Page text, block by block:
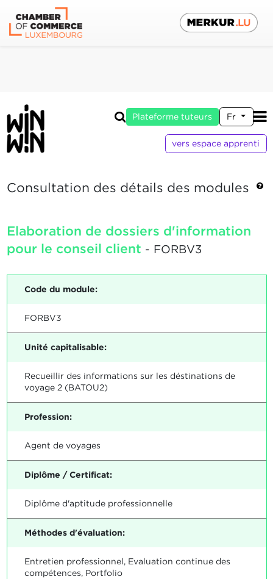
Plateforme tuteurs Fr
vers espace apprenti
Consultation des détails des modules
Elaboration de dossiers d'information
pour le conseil client - FORBV3
Code du module:
FORBV3
Unité capitalisable:
Recueillir des informations sur les déstinations de
voyage 2 (BATOU2)
Profession:
Agent de voyages
Diplôme / Certificat:
Diplôme d'aptitude professionnelle
Méthodes d'évaluation:
Entretien professionnel, Evaluation continue des
compétences, Portfolio